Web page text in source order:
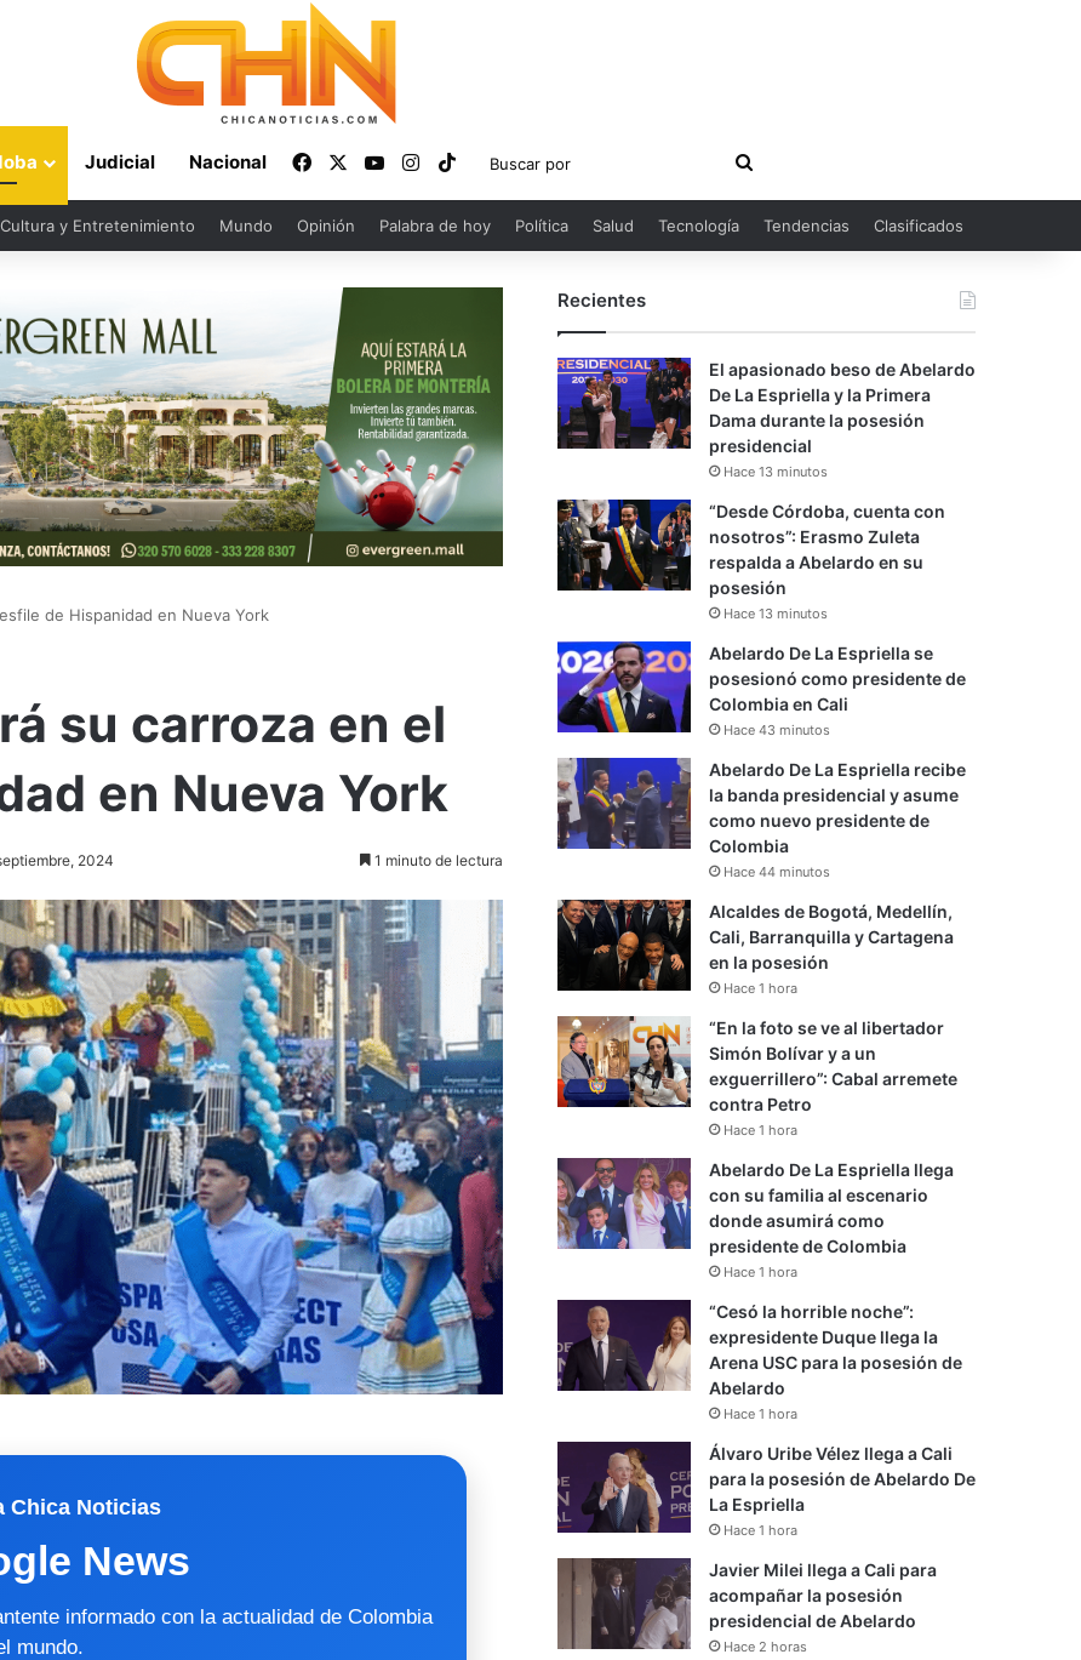
Judicial Nacional FacebookYouTubeInstagram
TikTok
Buscar
por
Cultura y Entretenimiento Mundo Opinión Palabra de hoy Política Salud Tecnología Tendencias Clasificados
de Hispanidad en Nueva York
su carroza en el
en Nueva York
2024 1 minuto de lectura
Chica Noticias
News
informado con la actualidad de Colombia
mundo.
Recientes
El apasionado beso de Abelardo
De La Espriella y la Primera
Dama durante la posesión
presidencial
Hace 13 minutos
“Desde Córdoba, cuenta con
nosotros”: Erasmo Zuleta
respalda a Abelardo en su
posesión
Hace 13 minutos
Abelardo De La Espriella se
posesionó como presidente de
Colombia en Cali
Hace 43 minutos
Abelardo De La Espriella recibe
la banda presidencial y asume
como nuevo presidente de
Colombia
Hace 44 minutos
Alcaldes de Bogotá, Medellín,
Cali, Barranquilla y Cartagena
en la posesión
Hace 1 hora
“En la foto se ve al libertador
Simón Bolívar y a un
exguerrillero”: Cabal arremete
contra Petro
Hace 1 hora
Abelardo De La Espriella llega
con su familia al escenario
donde asumirá como
presidente de Colombia
Hace 1 hora
“Cesó la horrible noche”:
expresidente Duque llega la
Arena USC para la posesión de
Abelardo
Hace 1 hora
Álvaro Uribe Vélez llega a Cali
para la posesión de Abelardo De
La Espriella
Hace 1 hora
Javier Milei llega a Cali para
acompañar la posesión
presidencial de Abelardo
Hace 2 horas